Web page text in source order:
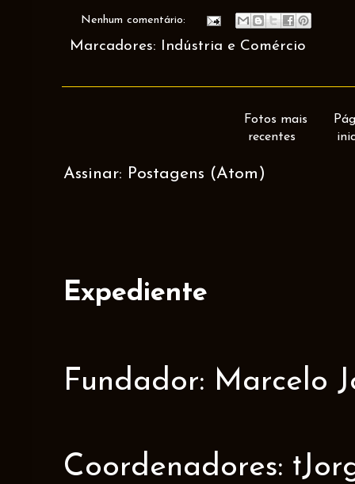
Nenhum comentário:
Marcadores: Indústria e Comércio
Fotos mais
recentes
Assinar: Postagens (Atom)
Expediente
Fundador: Marcelo
Coordenadores: